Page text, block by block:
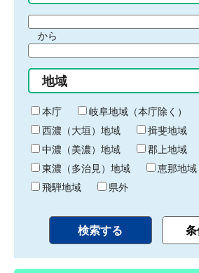
間
始
り
から
間
終
わ
り
地域
本庁
岐阜地域（本庁除く）
西濃（大垣）地域
揖斐地域
中濃（美濃）地域
郡上地域
東濃（多治見）地域
恵那地域
飛騨地域
県外